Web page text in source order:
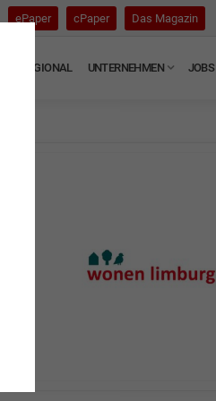
ePaper cPaper Das Magazin
REGIONAL UNTERNEHMEN JOBS